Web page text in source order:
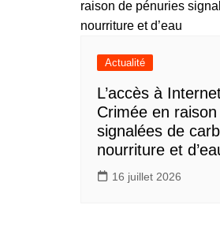
Actualité
L’accès à
Crimée en
signalées de
nourriture et
16 juillet 2026